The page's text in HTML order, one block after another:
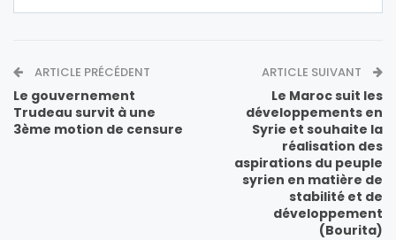
ARTICLE PRÉCÉDENT
Le gouvernement
Trudeau survit à une
3ème motion de censure
ARTICLE SUIVANT
Le Maroc suit les
développements en
Syrie et souhaite la
réalisation des
aspirations du peuple
syrien en matière de
stabilité et de
développement
(Bourita)